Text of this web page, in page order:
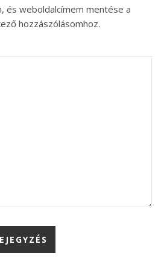
és weboldalcímem mentése a
hozzászólásomhoz.